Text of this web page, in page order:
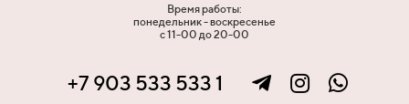
Время работы:
понедельник - воскресенье
с 11-00 до 20-00
+7 903 533 533 1